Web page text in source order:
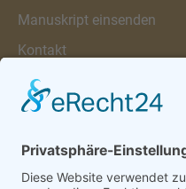
Manuskript einsenden
Kontakt
Warenkorb
Konto
Mein Wunschzettel